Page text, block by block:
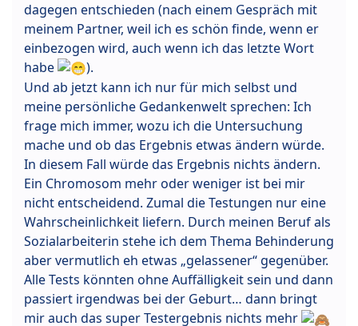
dagegen entschieden (nach einem Gespräch mit
meinem Partner, weil ich es schön finde, wenn er
einbezogen wird, auch wenn ich das letzte Wort
habe
).
Und ab jetzt kann ich nur für mich selbst und
meine persönliche Gedankenwelt sprechen: Ich
frage mich immer, wozu ich die Untersuchung
mache und ob das Ergebnis etwas ändern würde.
In diesem Fall würde das Ergebnis nichts ändern.
Ein Chromosom mehr oder weniger ist bei mir
nicht entscheidend. Zumal die Testungen nur eine
Wahrscheinlichkeit liefern. Durch meinen Beruf als
Sozialarbeiterin stehe ich dem Thema Behinderung
aber vermutlich eh etwas „gelassener“ gegenüber.
Alle Tests könnten ohne Auffälligkeit sein und dann
passiert irgendwas bei der Geburt… dann bringt
mir auch das super Testergebnis nichts mehr